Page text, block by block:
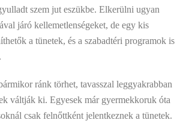
szem jut eszükbe. Elkerülni ugyan
járó kellemetlenségeket, de egy kis
a tünetek, és a szabadtéri programok is
ránk törhet, tavasszal leggyakrabban
váltják ki. Egyesek már gyermekkoruk óta
csak felnőttként jelentkeznek a tünetek.